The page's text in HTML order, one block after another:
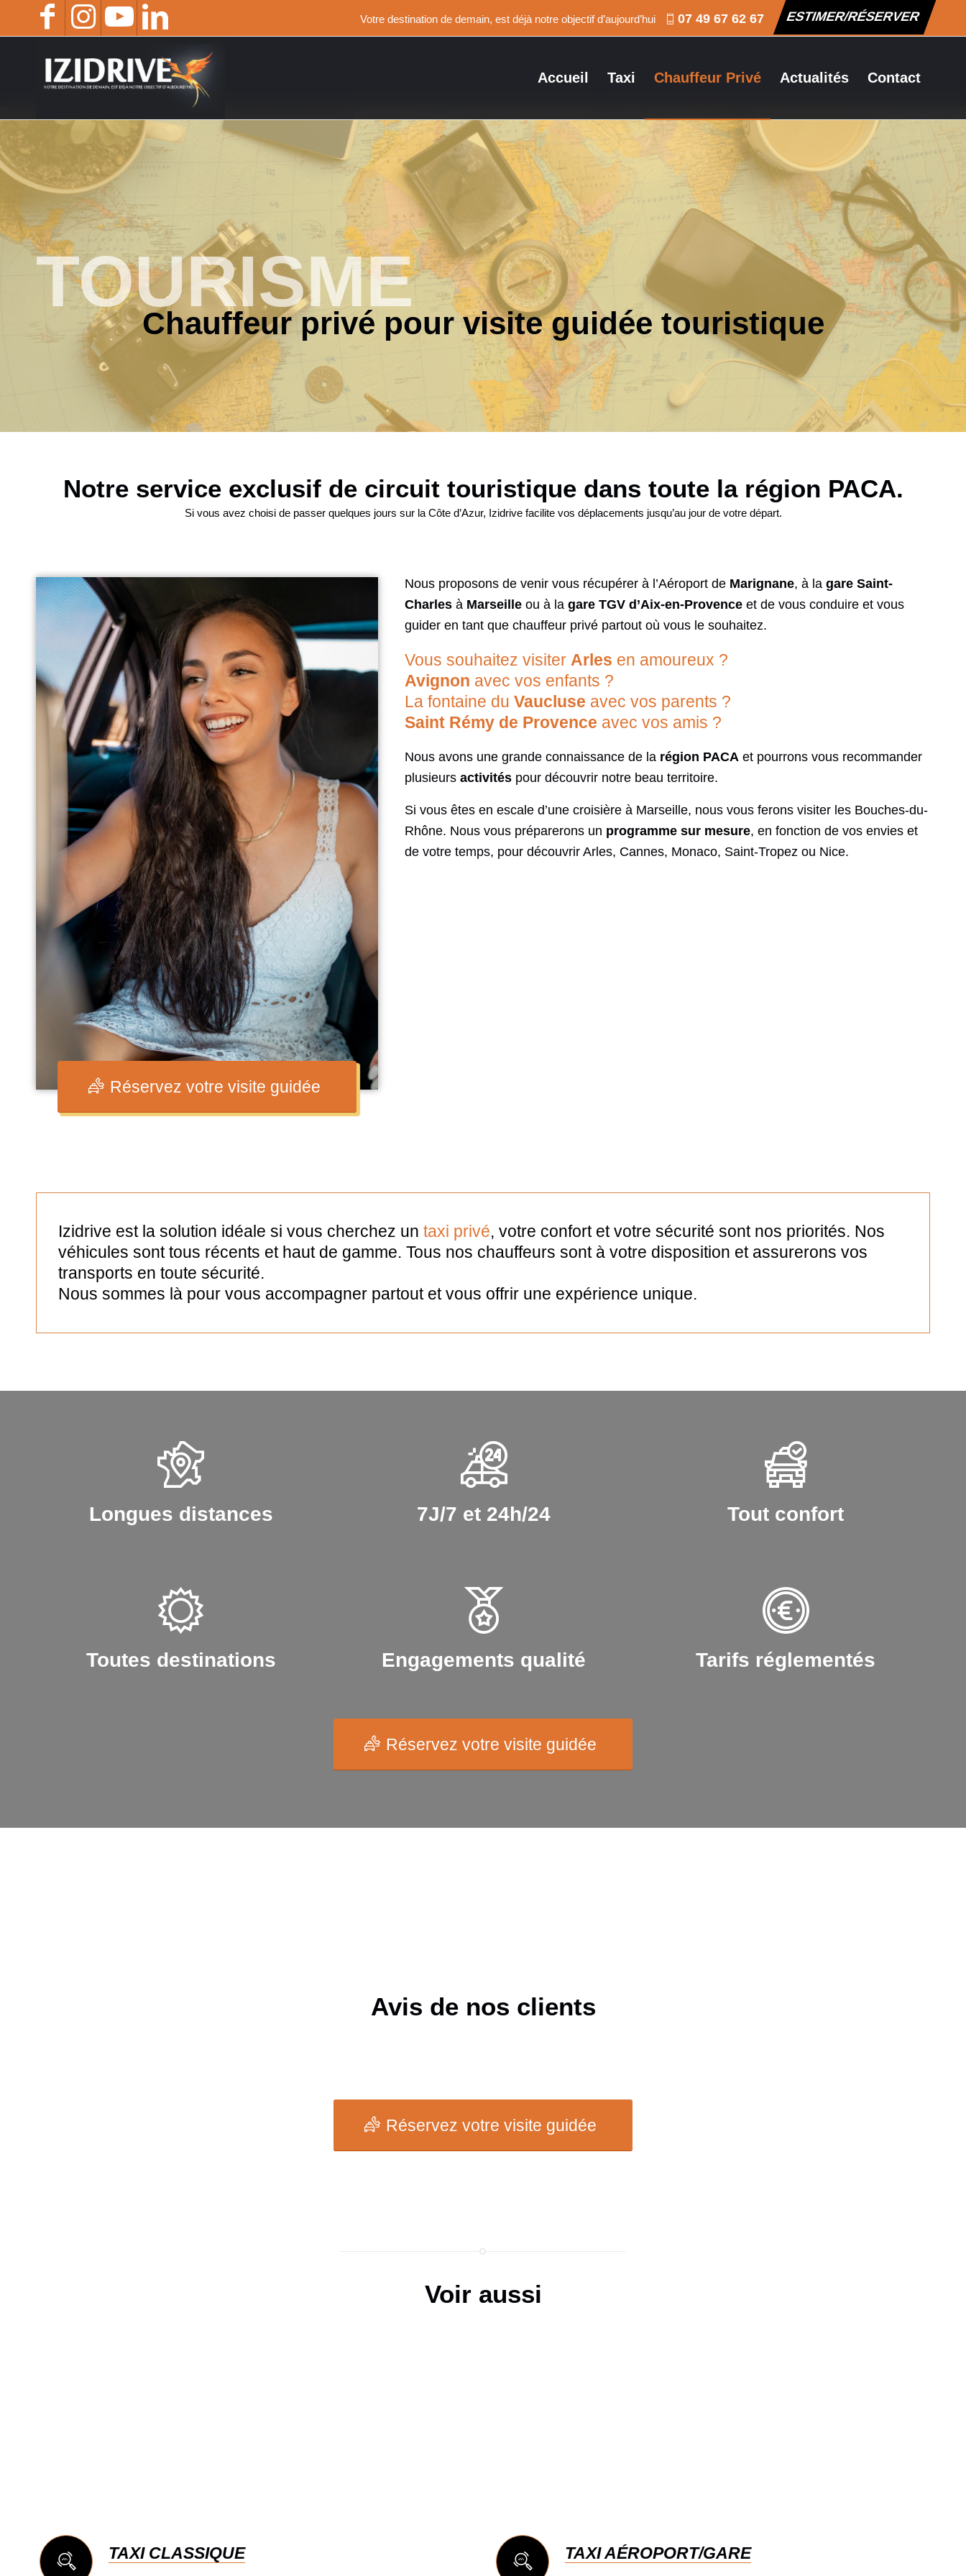
Votre destination de demain, est déjà notre objectif d’aujourd’hui 07 49 67 62 67 ESTIMER/RÉSERVER
Accueil Taxi Chauffeur Privé Actualités Contact
TOURISME
Chauffeur privé pour visite guidée touristique
Notre service exclusif de circuit touristique dans toute la région PACA.
Si vous avez choisi de passer quelques jours sur la Côte d’Azur, Izidrive facilite vos déplacements jusqu’au jour de votre départ.
Réservez votre visite guidée
Nous proposons de venir vous récupérer à l’Aéroport de Marignane, à la gare Saint-
Charles à Marseille ou à la gare TGV d’Aix-en-Provence et de vous conduire et vous
guider en tant que chauffeur privé partout où vous le souhaitez.
Vous souhaitez visiter Arles en amoureux ?
Avignon avec vos enfants ?
La fontaine du Vaucluse avec vos parents ?
Saint Rémy de Provence avec vos amis ?
Nous avons une grande connaissance de la région PACA et pourrons vous recommander
plusieurs activités pour découvrir notre beau territoire.
Si vous êtes en escale d’une croisière à Marseille, nous vous ferons visiter les Bouches-du-
Rhône. Nous vous préparerons un programme sur mesure, en fonction de vos envies et
de votre temps, pour découvrir Arles, Cannes, Monaco, Saint-Tropez ou Nice.
Izidrive est la solution idéale si vous cherchez un taxi privé, votre confort et votre sécurité sont nos priorités. Nos
véhicules sont tous récents et haut de gamme. Tous nos chauffeurs sont à votre disposition et assurerons vos
transports en toute sécurité.
Nous sommes là pour vous accompagner partout et vous offrir une expérience unique.
Longues distances 7J/7 et 24h/24 Tout confort
Toutes destinations Engagements qualité Tarifs réglementés
Réservez votre visite guidée
Avis de nos clients
Réservez votre visite guidée
Voir aussi
TAXI CLASSIQUE TAXI AÉROPORT/GARE